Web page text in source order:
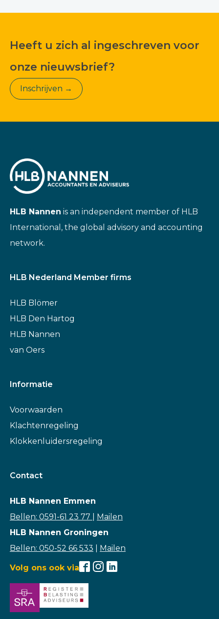
Heeft u zich al ingeschreven voor
onze nieuwsbrief?
Inschrijven →
HLB Nannen is an independent member of HLB
International, the global advisory and accounting
network.
HLB Nederland Member firms
HLB Blömer
HLB Den Hartog
HLB Nannen
van Oers
Informatie
Voorwaarden
Klachtenregeling
Klokkenluidersregeling
Contact
HLB Nannen Emmen
Bellen: 0591-61 23 77
Mailen
HLB Nannen Groningen
Bellen: 050-52 66 533
Mailen
Volg ons ook via